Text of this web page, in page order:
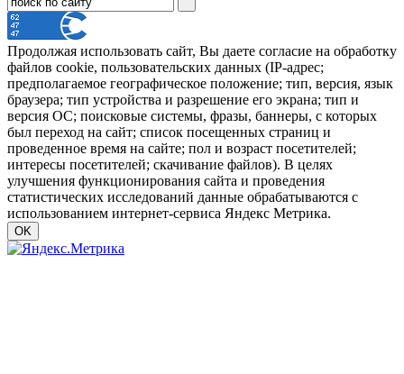
Продолжая использовать сайт, Вы даете согласие на обработку
файлов cookie, пользовательских данных (IP-адрес;
предполагаемое географическое положение; тип, версия, язык
браузера; тип устройства и разрешение его экрана; тип и
версия ОС; поисковые системы, фразы, баннеры, с которых
был переход на сайт; список посещенных страниц и
проведенное время на сайте; пол и возраст посетителей;
интересы посетителей; скачивание файлов). В целях
улучшения функционирования сайта и проведения
статистических исследований данные обрабатываются с
использованием интернет-сервиса Яндекс Метрика.
OK